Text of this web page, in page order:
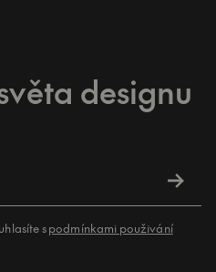
designu
spodmínkami použivání